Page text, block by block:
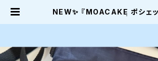
NEW✨ 『MOACAKE ポシェ